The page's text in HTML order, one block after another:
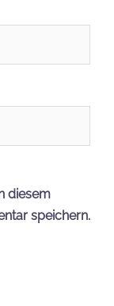
diesem
speichern.